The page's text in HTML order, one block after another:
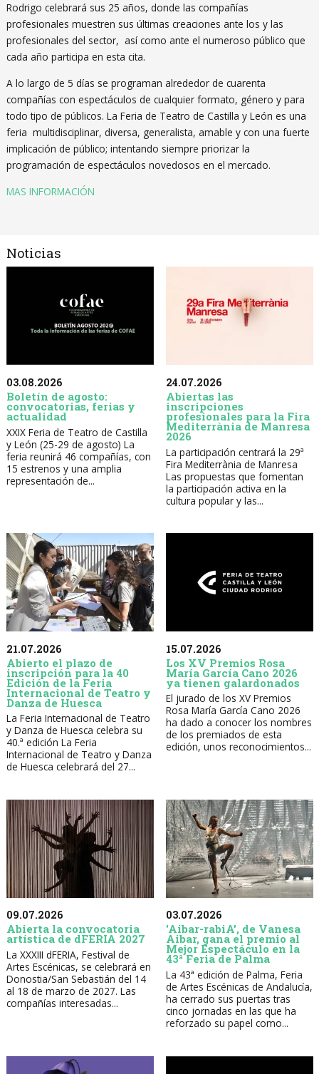
Rodrigo celebrará sus 25 años, donde las compañías
profesionales muestren sus últimas creaciones ante los y las
profesionales del sector, así como ante el numeroso público que
cada año participa en esta cita.
A lo largo de 5 días se programan alrededor de cuarenta
compañías con espectáculos de cualquier formato, género y para
todo tipo de públicos. La Feria de Teatro de Castilla y León es una
feria multidisciplinar, diversa, generalista, amable y con una fuerte
implicación de público; intentando siempre priorizar la
programación de espectáculos novedosos en el mercado.
MAS INFORMACIÓN
Noticias
03.08.2026
Boletín de agosto:
convocatorias, ferias y
actualidad
XXIX Feria de Teatro de Castilla
y León (25-29 de agosto) La
feria reunirá 46 compañías, con
15 estrenos y una amplia
representación de...
24.07.2026
Abiertas las
inscripciones
profesionales para la Fira
Mediterrània de Manresa
2026
La participación centrará la 29ª
Fira Mediterrània de Manresa
Las propuestas que fomentan
la participación activa en la
cultura popular y las...
21.07.2026
Abierto el plazo de
inscripción para la 40
Edición de la Feria
Internacional de Teatro y
Danza de Huesca
La Feria Internacional de Teatro
y Danza de Huesca celebra su
40.ª edición La Feria
Internacional de Teatro y Danza
de Huesca celebrará del 27...
15.07.2026
Los XV Premios Rosa
María García Cano 2026
ya tienen galardonados
El jurado de los XV Premios
Rosa María García Cano 2026
ha dado a conocer los nombres
de los premiados de esta
edición, unos reconocimientos...
09.07.2026
Abierta la convocatoria
artística de dFERIA 2027
La XXXIII dFERIA, Festival de
Artes Escénicas, se celebrará en
Donostia/San Sebastián del 14
al 18 de marzo de 2027. Las
compañías interesadas...
03.07.2026
'Aibar-rabiA', de Vanesa
Aibar, gana el premio al
Mejor Espectáculo en la
43ª Feria de Palma
La 43ª edición de Palma, Feria
de Artes Escénicas de Andalucía,
ha cerrado sus puertas tras
cinco jornadas en las que ha
reforzado su papel como...